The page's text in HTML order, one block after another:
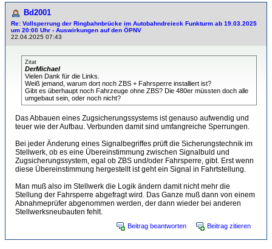
Bd2001
Re: Vollsperrung der Ringbahnbrücke im Autobahndreieck Funkturm ab 19.03.2025
um 20:00 Uhr - Auswirkungen auf den ÖPNV
22.04.2025 07:43
Zitat
DerMichael
Vielen Dank für die Links.
Weiß jemand, warum dort noch ZBS + Fahrsperre installiert ist?
Gibt es überhaupt noch Fahrzeuge ohne ZBS? Die 480er müssten doch alle
umgebaut sein, oder noch nicht?
Das Abbauen eines Zugsicherungssystems ist genauso aufwendig und
teuer wie der Aufbau. Verbunden damit sind umfangreiche Sperrungen.
Bei jeder Änderung eines Signalbegriffes prüft die Sicherungstechnik im
Stellwerk, ob es eine Übereinstimmung zwischen Signalbuld und
Zugsicherungssystem, egal ob ZBS und/oder Fahrsperre, gibt. Erst wenn
diese Übereinstimmung hergestellt ist geht ein Signal in Fahrtstellung.
Man muß also im Stellwerk die Logik ändern damit nicht mehr die
Stellung der Fahrsperre abgefragt wird. Das Ganze muß dann von einem
Abnahmeprüfer abgenommen werden, der dann wieder bei anderen
Stellwerksneubauten fehlt.
Beitrag beantworten Beitrag zitieren